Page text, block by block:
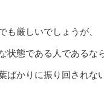
も厳しいでしょうが、
状態である人であるな
ばかりに振り回されな